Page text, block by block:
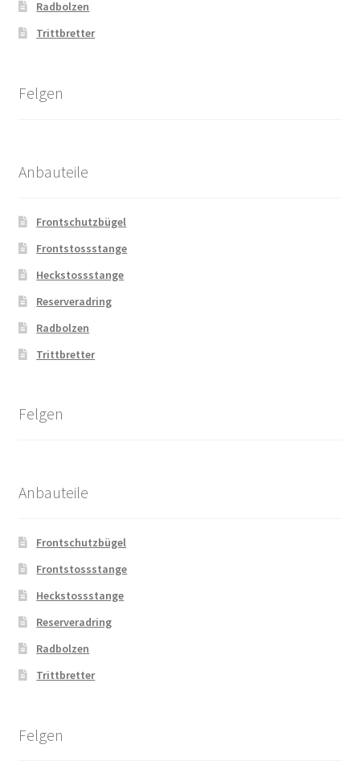
Radbolzen
Trittbretter
Felgen
Anbauteile
Frontschutzbügel
Frontstossstange
Heckstossstange
Reserveradring
Radbolzen
Trittbretter
Felgen
Anbauteile
Frontschutzbügel
Frontstossstange
Heckstossstange
Reserveradring
Radbolzen
Trittbretter
Felgen